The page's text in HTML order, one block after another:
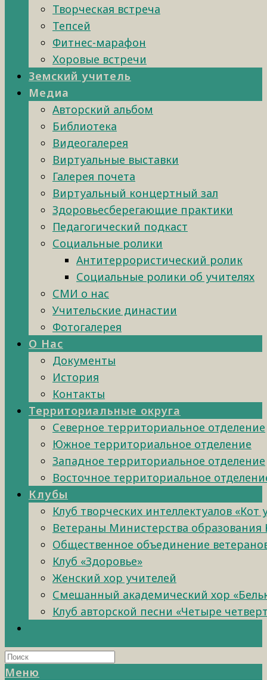
Творческая встреча
Тепсей
Фитнес-марафон
Хоровые встречи
Земский учитель
Медиа
Авторский альбом
Библиотека
Видеогалерея
Виртуальные выставки
Галерея почета
Виртуальный концертный зал
Здоровьесберегающие практики
Педагогический подкаст
Социальные ролики
Антитеррористический ролик
Социальные ролики об учителях
СМИ о нас
Учительские династии
Фотогалерея
О Нас
Документы
История
Контакты
Территориальные округа
Северное территориальное отделение
Южное территориальное отделение
Западное территориальное отделение
Восточное территориальное
Клубы
Клуб творческих интеллектуалов «Кот
Ветераны Министерства образования
Общественное объединение
Клуб «Здоровье»
Женский хор учителей
Смешанный академический хор
Клуб авторской песни «Четыре
Меню